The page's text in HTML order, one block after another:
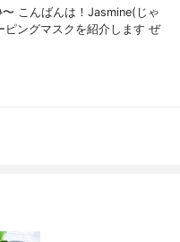
こんばんは！Jasmine(じゃ
ングマスクを紹介します ぜ